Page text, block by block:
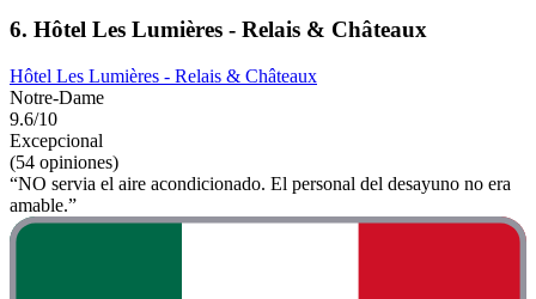
6. Hôtel Les Lumières - Relais & Châteaux
Hôtel Les Lumières - Relais & Châteaux
Notre-Dame
9.6/10
Excepcional
(54 opiniones)
“NO servia el aire acondicionado. El personal del desayuno no era
amable.”